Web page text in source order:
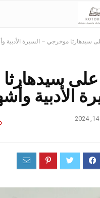
سيدهارثا موخرجي – السيرة الأدبية
الأدبية